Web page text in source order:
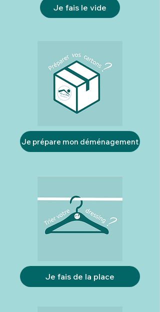
Je fais le vide
Je prépare mon déménagement
Je fais de la place